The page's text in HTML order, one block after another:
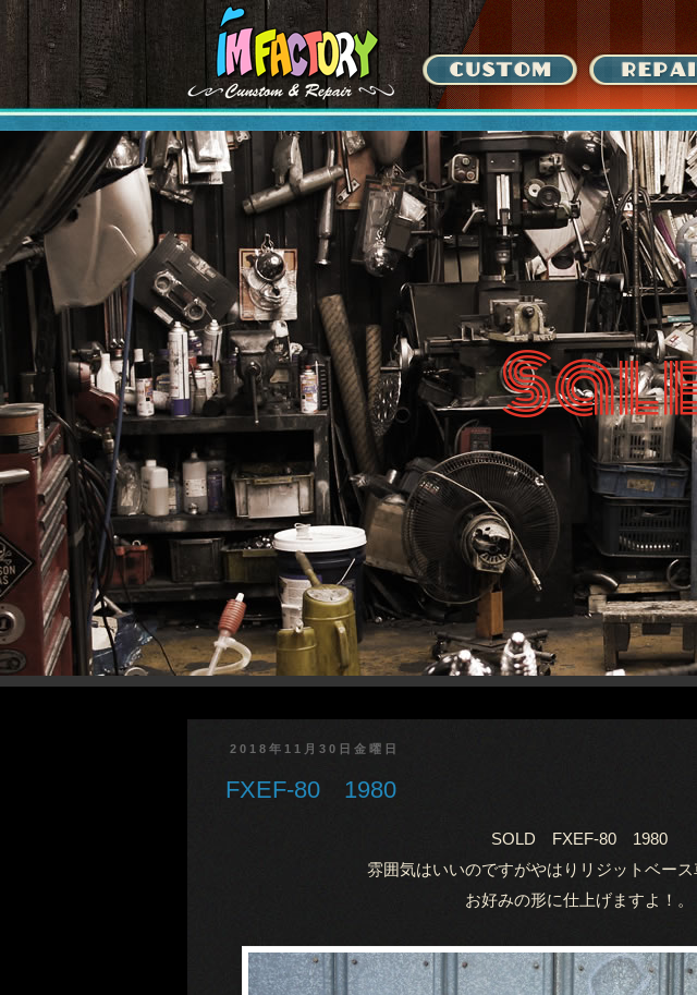
2018年11月30日金曜日
FXEF-80 1980
SOLD FXEF-80 1980
雰囲気はいいのですがやはりリジットベース
お好みの形に仕上げますよ！。